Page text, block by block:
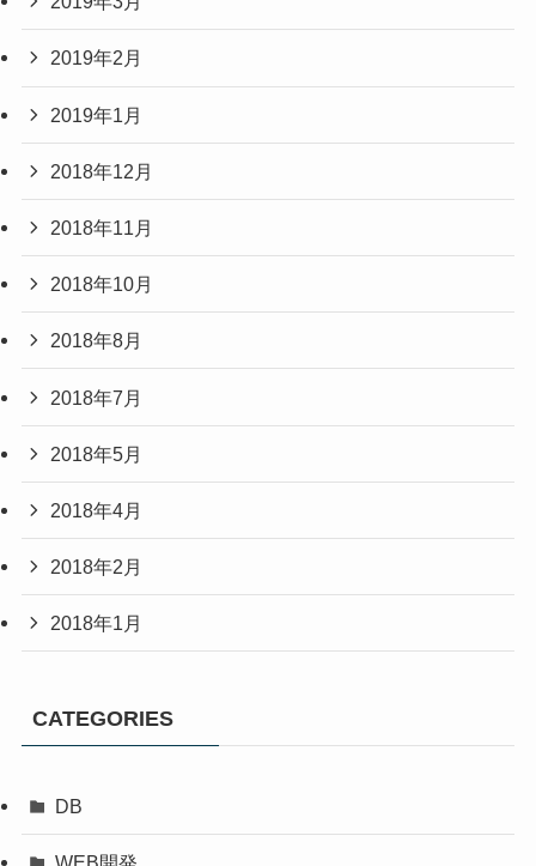
2019年2月
2019年1月
2018年12月
2018年11月
2018年10月
2018年8月
2018年7月
2018年5月
2018年4月
2018年2月
2018年1月
CATEGORIES
DB